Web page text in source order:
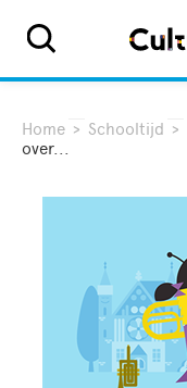
Home > Schooltijd >
over...